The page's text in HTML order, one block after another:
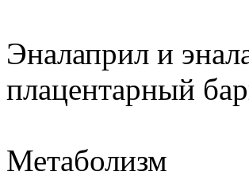
Эналаприл и
плацентарный
Метаболизм